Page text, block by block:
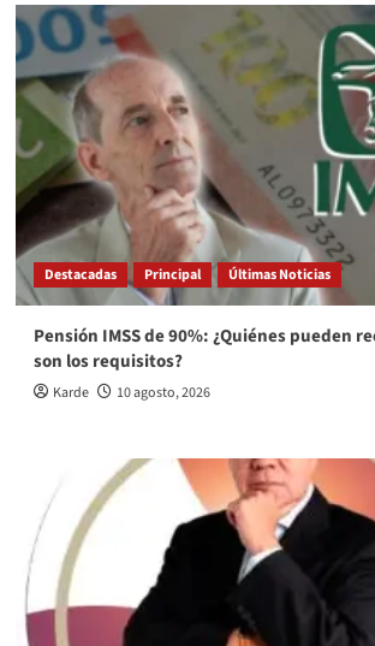
Destacadas Principal Últimas Noticias
Pensión IMSS de 90%: ¿Quiénes pueden
son los requisitos?
Karde 10 agosto, 2026